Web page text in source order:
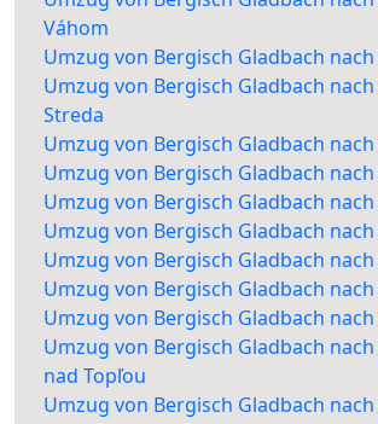
Váhom
Umzug von Bergisch Gladbach
Umzug von Bergisch Gladbach
Streda
Umzug von Bergisch Gladbach
Umzug von Bergisch Gladbach
Umzug von Bergisch Gladbach
Umzug von Bergisch Gladbach
Umzug von Bergisch Gladbach nach
Umzug von Bergisch Gladbach
Umzug von Bergisch Gladbach
Umzug von Bergisch Gladbach
nad Topľou
Umzug von Bergisch Gladbach